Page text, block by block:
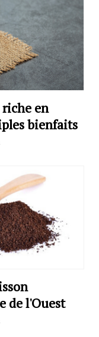
en
bienfaits
de l'Ouest